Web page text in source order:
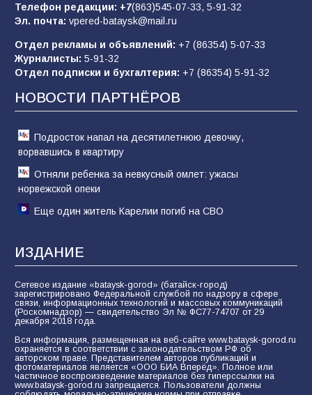
84 06.08.2026
«Слухами Москву не возьмёшь»: почему
заявления Киева о мобилизации — это
отчаяние, а не разведка
81 02.08.2026
Телефон редакции: +7(863)545-07-33, 5-91-32
Эл. почта: vpered-bataysk@mail.ru
Отдел рекламы и объявлений: +7 (86354) 5-07-33
Журналисты: 5-91-32
Отдел подписки и бухгалтерия: +7 (86354) 5-91-32
НОВОСТИ ПАРТНЁРОВ
Подросток напал на десятилетнюю девочку,
ворвавшись в квартиру
Отняли ребенка за невкусный омлет: ужасы
норвежской опеки
Еще один житель Карелии погиб на СВО
ИЗДАНИЕ
Сетевое издание «bataysk-gorod» (батайск-город)
зарегистрировано Федеральной службой по надзору в сфере
связи, информационных технологий и массовых коммуникаций
(Роскомнадзор) — свидетельство Эл № ФС77-74707 от 29
декабря 2018 года.
Вся информация, размещенная на веб-сайте www.bataysk-gorod.ru
охраняется в соответствии с законодательством РФ об
авторском праве. Представителем авторов публикаций и
фотоматериалов является «ООО БИА Вперёд». Полное или
частичное воспроизведение материалов без гиперссылки на
www.bataysk-gorod.ru запрещается. Пользователи должны